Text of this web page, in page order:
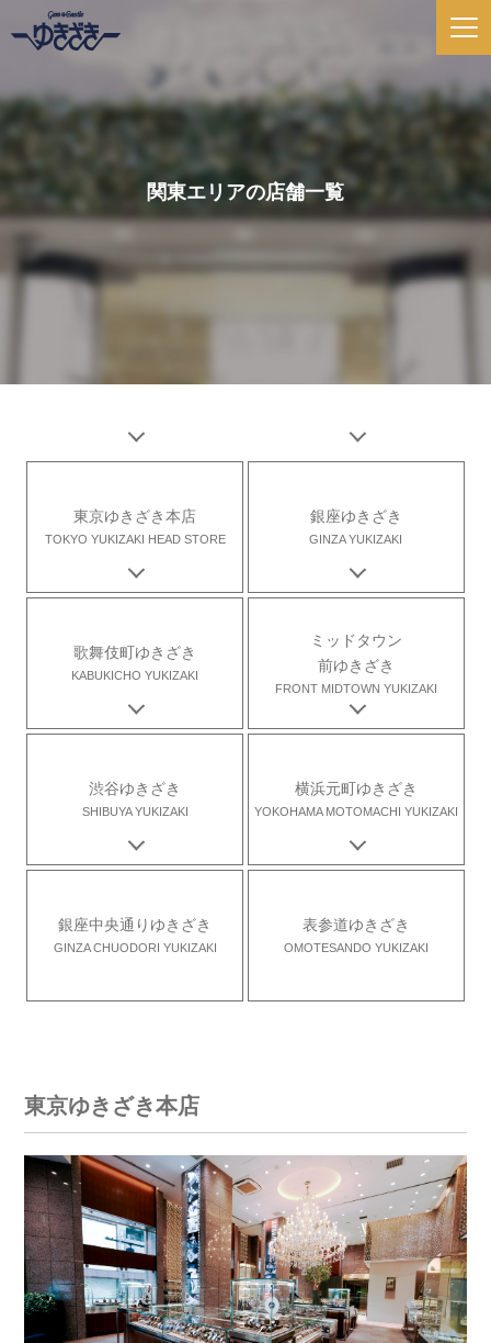
関東エリアの店舗一覧
東京ゆきざき本店
TOKYO YUKIZAKI HEAD STORE
銀座ゆきざき
GINZA YUKIZAKI
歌舞伎町ゆきざき
KABUKICHO YUKIZAKI
ミッドタウン
前ゆきざき
FRONT MIDTOWN YUKIZAKI
渋谷ゆきざき
SHIBUYA YUKIZAKI
横浜元町ゆきざき
YOKOHAMA MOTOMACHI YUKIZAKI
銀座中央通りゆきざき
GINZA CHUODORI YUKIZAKI
表参道ゆきざき
OMOTESANDO YUKIZAKI
東京ゆきざき本店